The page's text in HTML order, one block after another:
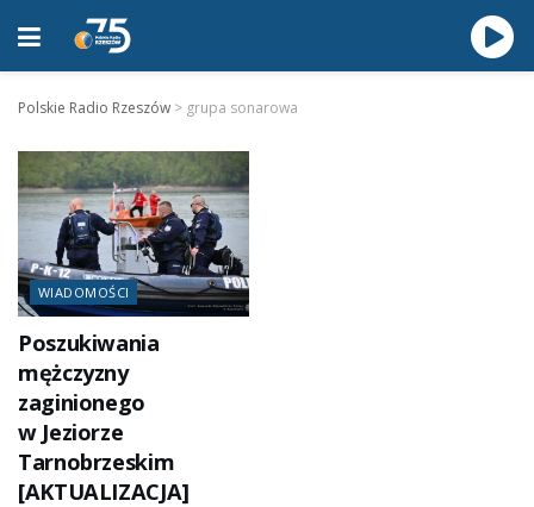
Polskie Radio Rzeszów > grupa sonarowa
WIADOMOŚCI
Poszukiwania
mężczyzny
zaginionego
w Jeziorze
Tarnobrzeskim
[AKTUALIZACJA]